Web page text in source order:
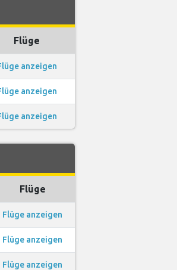
Flüge
anzeigen
anzeigen
anzeigen
Flüge
Flüge anzeigen
Flüge anzeigen
Flüge anzeigen